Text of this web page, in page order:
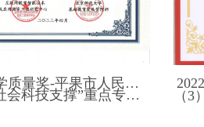
（2）“社会治理与智慧社会科技支撑”重点专项“大规模学生跨学段成长跟踪研究项目”2022年度优秀组织奖